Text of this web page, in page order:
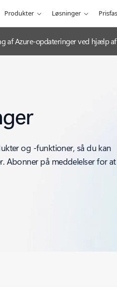
Produkter Løsninger
af Azure-opdateringer ved hjælp
og -funktioner, så du kan
Abonner på meddelelser for at